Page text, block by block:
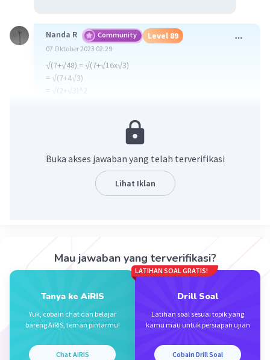
Nanda R Community Level 89
07 Oktober 2023 02:29
√(7+√48) = √(7+√16x√3)
= √(7+4√3)
= √(2+√3)^2
Buka akses jawaban yang telah terverifikasi
Lihat Iklan
Mau jawaban yang terverifikasi?
Tanya ke AiRIS
Yuk, cobain chat dan belajar
bareng AiRIS, teman pintarmu!
Chat AiRIS
LATIHAN SOAL GRATIS!
Drill Soal
Latihan soal sesuai topik yang
kamu mau untuk persiapan ujian
Cobain Drill Soal